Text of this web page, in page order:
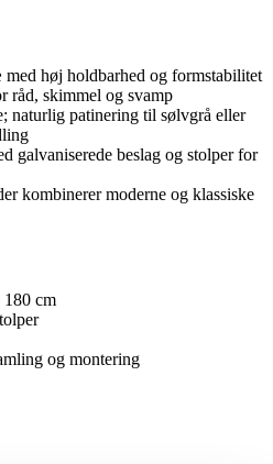
høj holdbarhed og formstabilitet
råd, skimmel og svamp
naturlig patinering til sølvgrå eller
galvaniserede beslag og stolper for
kombinerer moderne og klassiske
cm
og montering